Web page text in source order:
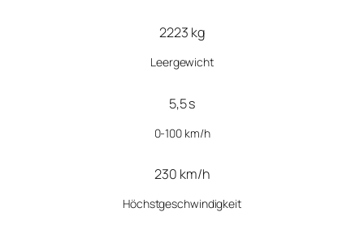
2223 kg
Leergewicht
5,5 s
0-100 km/h
230 km/h
Höchstgeschwindigkeit